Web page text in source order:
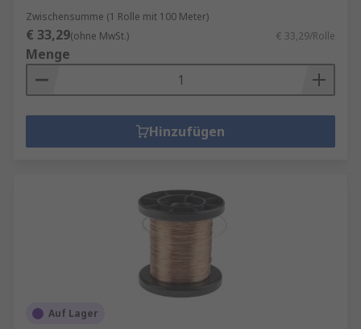
resistent gegen Hitze, Chemikalien oder
mechanische Belastung.
Einsatzbereiche von Einzeladerleitungen
Anwendungen zum Einsatz:
Automobil- und Fahrzeugtechnik
Maschinenbau und Industrieanlagen
Labor- und Messtechnik
Insbesondere in der industriellen Fertigung sind
qualitativ hochwertige Einzeladerleitungen
Zwischensumme (1 Rolle mit 100 Meter)
€ 33,29(ohne MwSt.) € 33,29/Rolle
Menge
Hinzufügen
Auf Lager